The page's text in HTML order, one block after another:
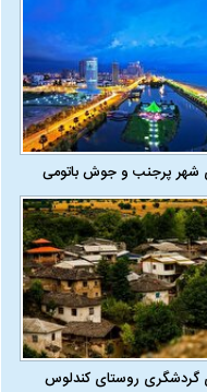
شهر پرجنب و جوش باتومی
گردشگری روستای کندلوس
واژگونی مرگبار سمند در اصفهان | ۴ نفر
سه خرید کلیدی
لیگ